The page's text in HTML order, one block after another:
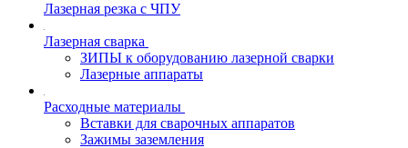
Лазерная резка с ЧПУ
Лазерная сварка
ЗИПЫ к оборудованию лазерной сварки
Лазерные аппараты
Расходные материалы
Вставки для сварочных аппаратов
Зажимы заземления